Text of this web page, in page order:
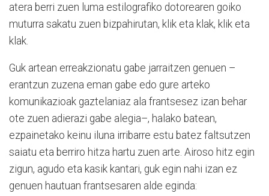
atera berri zuen luma estilografiko dotorearen goiko
muturra sakatu zuen bizpahirutan, klik eta klak, klik eta
klak.
Guk artean erreakzionatu gabe jarraitzen genuen –
erantzun zuzena eman gabe edo gure arteko
komunikazioak gaztelaniaz ala frantsesez izan behar
ote zuen adierazi gabe alegia–, halako batean,
ezpainetako keinu iluna irribarre estu batez faltsutzen
saiatu eta berriro hitza hartu zuen arte. Airoso hitz egin
zigun, agudo eta kasik kantari, guk egin nahi izan ez
genuen hautuan frantsesaren alde eginda: